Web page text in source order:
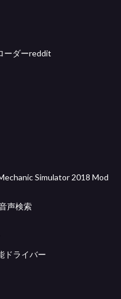
ーダーreddit
Simulator 2018 Mod
声検索
ドライバー